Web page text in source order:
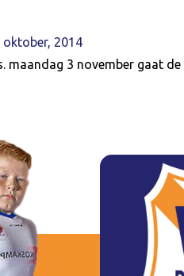
oktober, 2014
maandag 3 november gaat